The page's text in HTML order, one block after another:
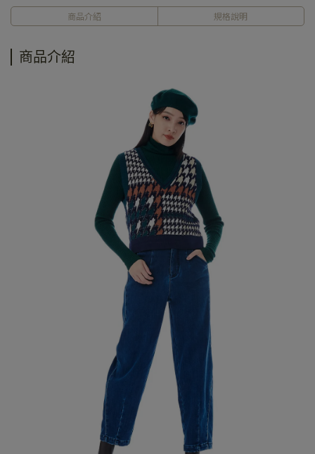
商品介紹 規格說明
商品介紹